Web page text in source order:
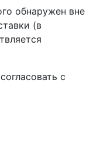
обнаружен вне
(в
с